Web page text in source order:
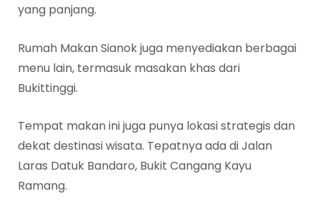
yang panjang.
Rumah Makan Sianok juga menyediakan berbagai
menu lain, termasuk masakan khas dari
Bukittinggi.
Tempat makan ini juga punya lokasi strategis dan
dekat destinasi wisata. Tepatnya ada di Jalan
Laras Datuk Bandaro, Bukit Cangang Kayu
Ramang.